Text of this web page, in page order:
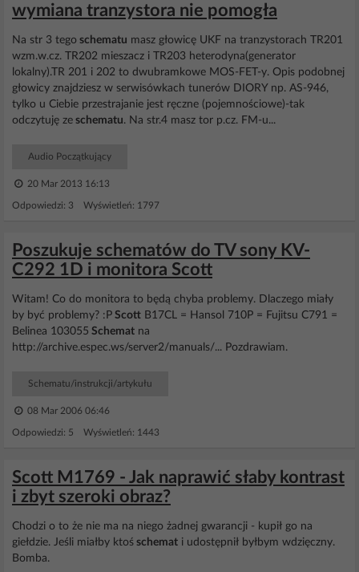
wymiana tranzystora nie pomogła
Na str 3 tego schematu masz głowicę UKF na tranzystorach TR201
wzm.w.cz. TR202 mieszacz i TR203 heterodyna(generator
lokalny).TR 201 i 202 to dwubramkowe MOS-FET-y. Opis podobnej
głowicy znajdziesz w serwisówkach tunerów DIORY np. AS-946,
tylko u Ciebie przestrajanie jest ręczne (pojemnościowe)-tak
odczytuję ze schematu. Na str.4 masz tor p.cz. FM-u...
Audio Początkujący
20 Mar 2013 16:13
Odpowiedzi: 3 Wyświetleń: 1797
Poszukuje schematów do TV sony KV-
C292 1D i monitora Scott
Witam! Co do monitora to będą chyba problemy. Dlaczego miały
by być problemy? :P Scott B17CL = Hansol 710P = Fujitsu C791 =
Belinea 103055 Schemat na
http://archive.espec.ws/server2/manuals/... Pozdrawiam.
Schematu/instrukcji/artykułu
08 Mar 2006 06:46
Odpowiedzi: 5 Wyświetleń: 1443
Scott M1769 - Jak naprawić słaby kontrast
i zbyt szeroki obraz?
Chodzi o to że nie ma na niego żadnej gwarancji - kupił go na
giełdzie. Jeśli miałby ktoś schemat i udostępnił byłbym wdzięczny.
Bomba.